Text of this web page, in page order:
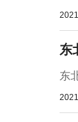
东
东